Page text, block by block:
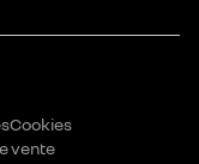
Cookies
vente